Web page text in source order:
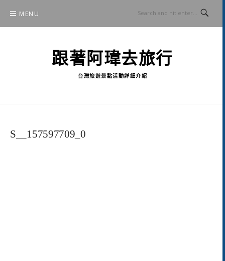
content
MENU
跟著阿瑋去旅行
台灣旅遊景點活動詳細介紹
S__157597709_0